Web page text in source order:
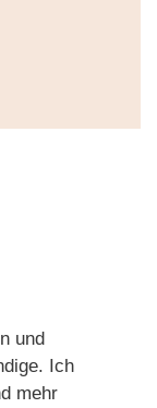
und
Ich
mehr